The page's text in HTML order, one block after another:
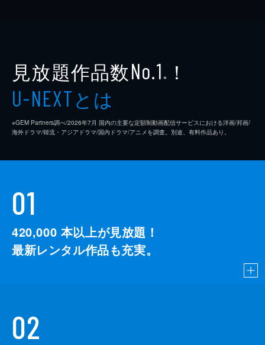
見放題作品数No.1 ※ ！
U-NEXTとは
※GEM Partners調べ/2026年7⽉ 国内の主要な定額制動画配信サービスにおける洋画/邦画/
海外ドラマ/韓流・アジアドラマ/国内ドラマ/アニメを調査。別途、有料作品あり。
01
420,000 本以上が見放題！
最新レンタル作品も充実。
02